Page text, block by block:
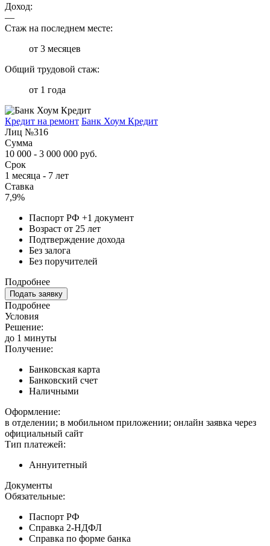
Доход:
—
Стаж на последнем месте:
от 3 месяцев
Общий трудовой стаж:
от 1 года
Кредит на ремонт Банк Хоум Кредит
Лиц №316
Сумма
10 000 - 3 000 000 руб.
Срок
1 месяца - 7 лет
Ставка
7,9%
Паспорт РФ +1 документ
Возраст от 25 лет
Подтверждение дохода
Без залога
Без поручителей
Подробнее
Подать заявку
Подробнее
Условия
Решение:
до 1 минуты
Получение:
Банковская карта
Банковский счет
Наличными
Оформление:
в отделении; в мобильном приложении; онлайн заявка через
официальный сайт
Тип платежей:
Аннуитетный
Документы
Обязательные:
Паспорт РФ
Справка 2-НДФЛ
Справка по форме банка